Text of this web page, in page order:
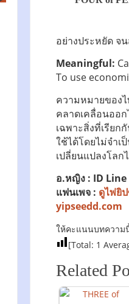
อย่างประหยัด จ
Meaningful:
To use
ความหมายของ
คลาดเคลื่อนออก
เฉพาะสิ่งที่เรีย
ใช้ได้โดยไม่จำเ
เปลี่ยนแปลงโลก
อ.หญิง : ID Line
แฟนเพจ : ดูไพ่ยิ
yipseedd.com
ให้คะแนนบทความ
[Total: 1
Related